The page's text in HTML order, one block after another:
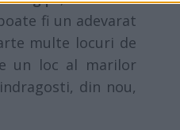
fi un adevarat
multe locuri de
un loc al marilor
din nou,